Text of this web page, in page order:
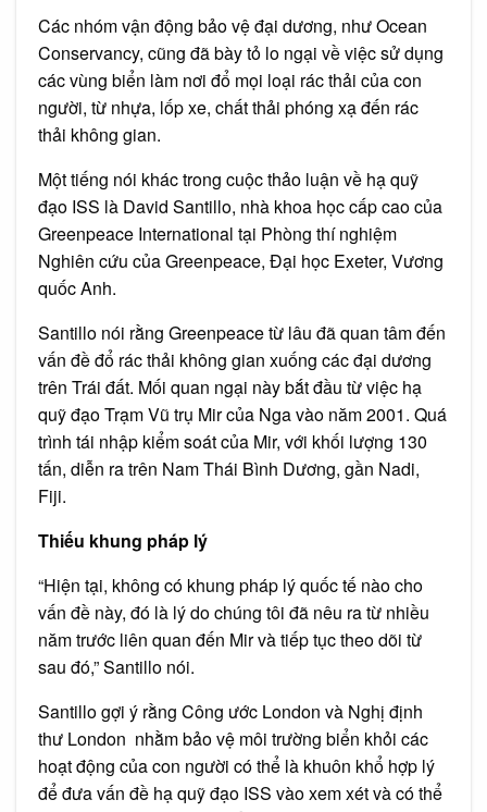
Các nhóm vận động bảo vệ đại dương, như Ocean
Conservancy, cũng đã bày tỏ lo ngại về việc sử dụng
các vùng biển làm nơi đổ mọi loại rác thải của con
người, từ nhựa, lốp xe, chất thải phóng xạ đến rác
thải không gian.
Một tiếng nói khác trong cuộc thảo luận về hạ quỹ
đạo ISS là David Santillo, nhà khoa học cấp cao của
Greenpeace International tại Phòng thí nghiệm
Nghiên cứu của Greenpeace, Đại học Exeter, Vương
quốc Anh.
Santillo nói rằng Greenpeace từ lâu đã quan tâm đến
vấn đề đổ rác thải không gian xuống các đại dương
trên Trái đất. Mối quan ngại này bắt đầu từ việc hạ
quỹ đạo Trạm Vũ trụ Mir của Nga vào năm 2001. Quá
trình tái nhập kiểm soát của Mir, với khối lượng 130
tấn, diễn ra trên Nam Thái Bình Dương, gần Nadi,
Fiji.
Thiếu khung pháp lý
“Hiện tại, không có khung pháp lý quốc tế nào cho
vấn đề này, đó là lý do chúng tôi đã nêu ra từ nhiều
năm trước liên quan đến Mir và tiếp tục theo dõi từ
sau đó,” Santillo nói.
Santillo gợi ý rằng Công ước London và Nghị định
thư London nhằm bảo vệ môi trường biển khỏi các
hoạt động của con người có thể là khuôn khổ hợp lý
để đưa vấn đề hạ quỹ đạo ISS vào xem xét và có thể